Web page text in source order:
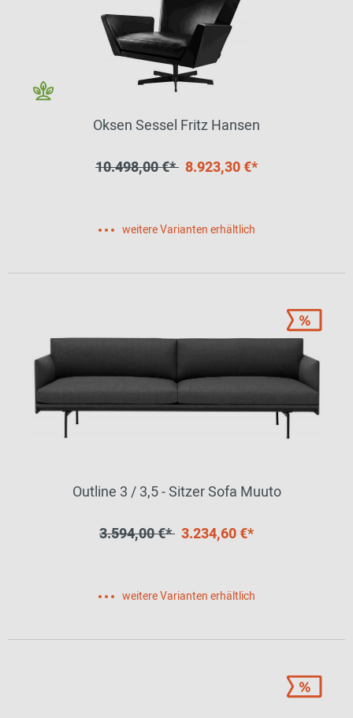
Oksen Sessel Fritz Hansen
10.498,00 €* 8.923,30 €*
weitere Varianten erhältlich
Outline 3 / 3,5 - Sitzer Sofa Muuto
3.594,00 €* 3.234,60 €*
weitere Varianten erhältlich